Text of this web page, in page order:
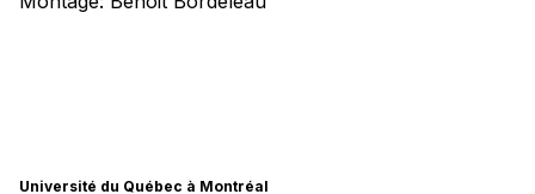
Université du Québec à Montréal